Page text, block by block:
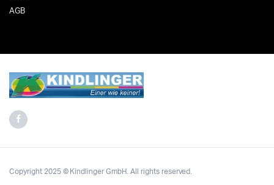
AGB
Copyright 2025 © Kindlinger GmbH. All rights reserved.